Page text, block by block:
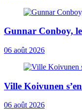
Gunnar Conboy,
06 août 2026
Ville Koivunen
06 août 2026